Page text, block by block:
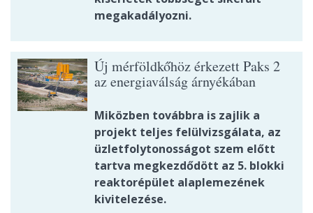
megakadályozni.
Új mérföldkőhöz érkezett Paks 2
az energiaválság árnyékában
Miközben továbbra is zajlik a
projekt teljes felülvizsgálata, az
üzletfolytonosságot szem előtt
tartva megkezdődött az 5. blokki
reaktorépület alaplemezének
kivitelezése.